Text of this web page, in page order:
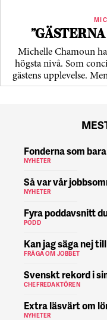
Michelle Chamoun
högsta nivå. Som
gästens upp­levelse.
Fonderna som
NYHETER
Så var vår
NYHETER
Fyra poddavsnitt
PODD
Kan jag säga nej
FRÅGA OM JOBBET
Svenskt rekord i
CHEFREDAKTÖREN
Extra läsvärt om
NYHETER